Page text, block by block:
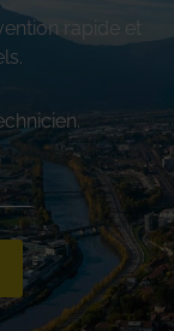
rapide et